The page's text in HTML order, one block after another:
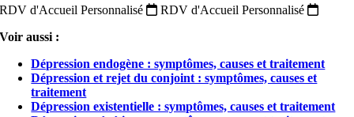
RDV d'Accueil Personnalisé
RDV d'Accueil Personnalisé
Voir aussi :
Dépression endogène : symptômes, causes et traitement
Dépression et rejet du conjoint : symptômes, causes et
traitement
Dépression existentielle : symptômes, causes et traitement